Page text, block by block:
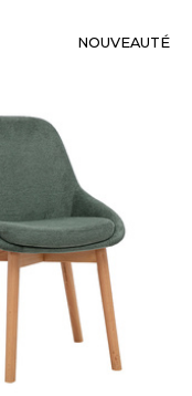
NOUVEAUTÉ